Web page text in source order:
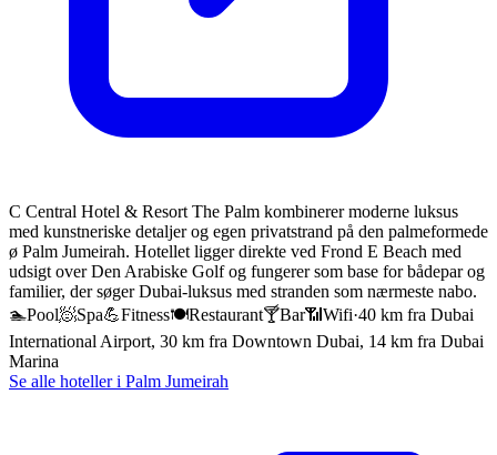
C Central Hotel & Resort The Palm kombinerer moderne luksus
med kunstneriske detaljer og egen privatstrand på den palmeformede
ø Palm Jumeirah. Hotellet ligger direkte ved Frond E Beach med
udsigt over Den Arabiske Golf og fungerer som base for bådepar og
familier, der søger Dubai-luksus med stranden som nærmeste nabo.
🏊Pool🧖Spa💪Fitness🍽️Restaurant🍸Bar📶 Wifi·40 km fra Dubai
International Airport, 30 km fra Downtown Dubai, 14 km fra Dubai
Marina
Se alle hoteller i Palm Jumeirah